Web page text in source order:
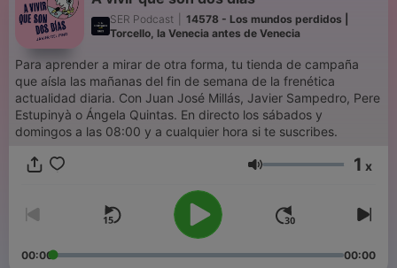
SER Podcast
14578 - Los mundos perdidos |
Torcello, la Venecia antes de Venecia
Para aprender a mirar de otra forma, tu tienda de campaña
que aísla las mañanas del fin de semana de la frenética
actualidad diaria. Con Juan José Millás, Javier Sampedro, Pere
Estupinyà o Ángela Quintas. En directo los sábados y
domingos a las 08:00 y a cualquier hora si te suscribes.
Volumen 1 x
00:00 00:00